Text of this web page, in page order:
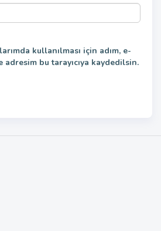
kullanılması için adım, e-
adresim bu tarayıcıya kaydedilsin.